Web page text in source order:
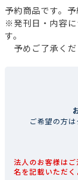
予約商品です。
※発刊日・内容に
す。
予めご了承くだ
ご希望の方
法人のお客様は
名を記載いただ